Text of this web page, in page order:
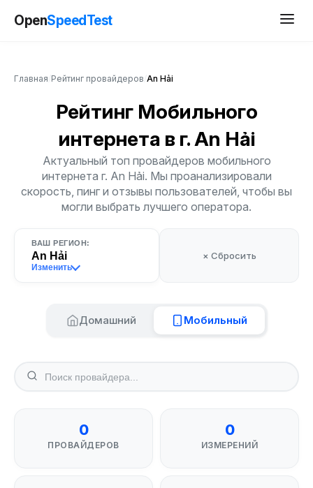
OpenSpeedTest
Главная Рейтинг провайдеров An Hải
Рейтинг Мобильного
интернета в г. An Hải
Актуальный топ провайдеров мобильного
интернета г. An Hải. Мы проанализировали
скорость, пинг и отзывы пользователей, чтобы вы
могли выбрать лучшего оператора.
ВАШ РЕГИОН:
An Hải
Изменить
× Сбросить
Домашний Мобильный
0
ПРОВАЙДЕРОВ
0
ИЗМЕРЕНИЙ